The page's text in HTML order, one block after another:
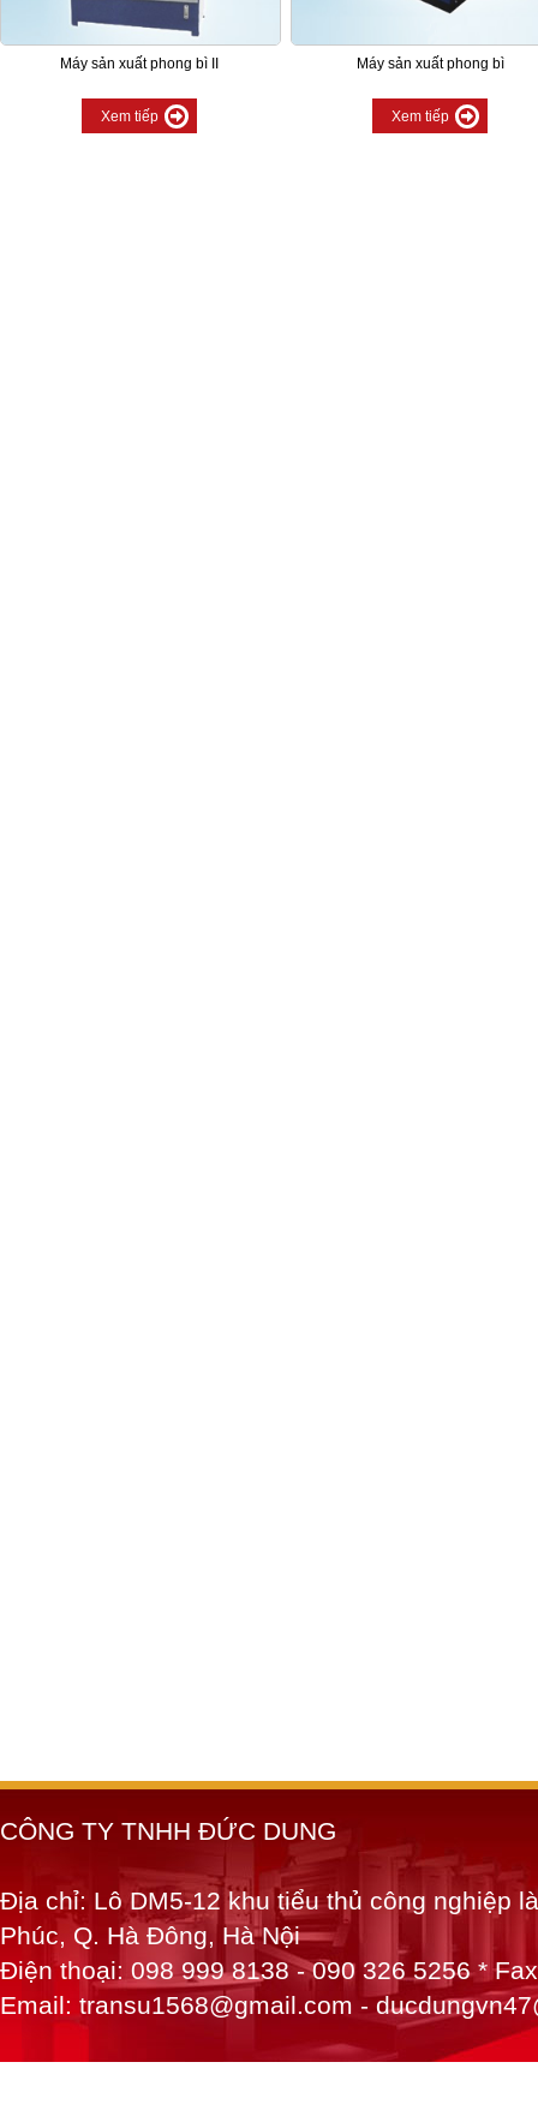
Máy sản xuất phong bì II
Xem tiếp
Máy sản xuất phong bì
Xem tiếp
CÔNG TY TNHH ĐỨC DUNG
Địa chỉ: Lô DM5-12 khu tiểu thủ công nghiệp
Phúc, Q. Hà Đông, Hà Nội
Điện thoại: 098 999 8138 - 090 326 5256 *
Email: transu1568@gmail.com -